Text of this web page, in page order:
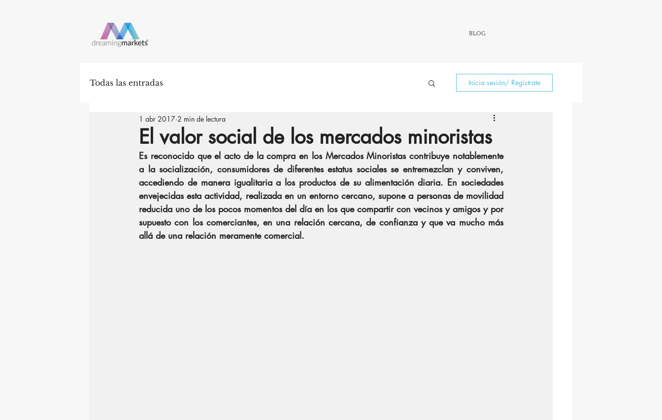
BLOG
Todas las entradas Inicia sesión/ Regístrate
El valor social de los mercados minoristas
1 abr 2017 2 min de lectura
Es reconocido que el acto de la compra en los Mercados Minoristas contribuye notablemente
a la socialización, consumidores de diferentes estatus sociales se entremezclan y conviven,
accediendo de manera igualitaria a los productos de su alimentación diaria. En sociedades
envejecidas esta actividad, realizada en un entorno cercano, supone a personas de movilidad
reducida uno de los pocos momentos del día en los que compartir con vecinos y amigos y por
supuesto con los comerciantes, en una relación cercana, de confianza y que va mucho más
allá de una relación meramente comercial.